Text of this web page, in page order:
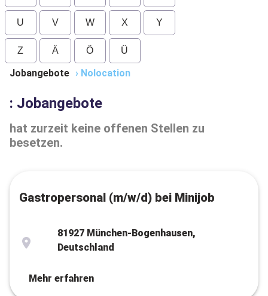
U V W X Y
Z Ä Ö Ü
Jobangebote › Nolocation
: Jobangebote
hat zurzeit keine offenen Stellen zu
besetzen.
Gastropersonal (m/w/d) bei Minijob
81927 München-Bogenhausen,
Deutschland
Mehr erfahren